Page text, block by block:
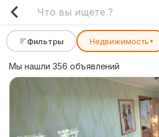
Фильтры Недвижимость ▾
Мы нашли 356 объявлений